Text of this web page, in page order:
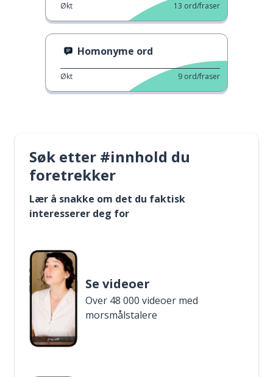
Økt 13 ord/fraser
Homonyme ord
Økt 9 ord/fraser
Søk etter #innhold du
foretrekker
Lær å snakke om det du faktisk
interesserer deg for
Se videoer
Over 48 000 videoer med
morsmålstalere